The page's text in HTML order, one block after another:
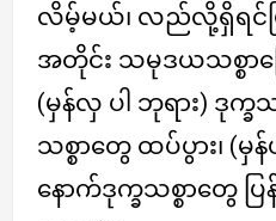
လိမ့်မယ်၊ လည်လို့ရှိရင်ဖ
အတိုင်း သမုဒယသစ္စာကြ
(မှန်လှ ပါ ဘုရား) ဒုက္
သစ္စာတွေ ထပ်ပွား၊ (မှန်
နောက်ဒုက္ခသစ္စာတွေ ပ